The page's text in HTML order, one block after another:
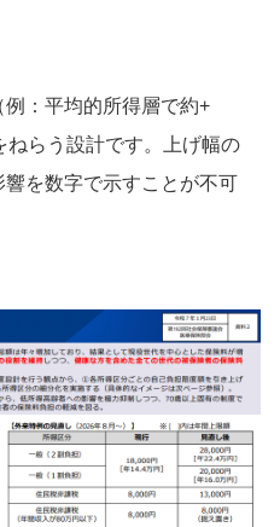
例：平均的所得層で約+
ねらう設計です。上げ幅の
を数字で示すことが不可